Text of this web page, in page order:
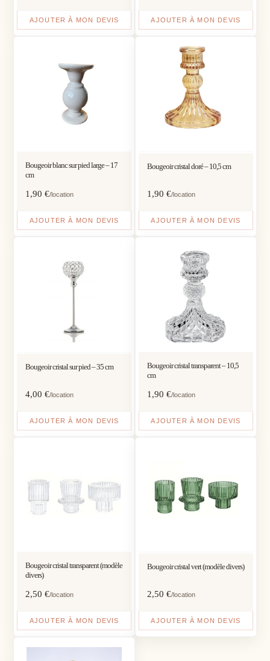
AJOUTER À MON DEVIS AJOUTER À MON DEVIS
Bougeoir blanc sur pied large – 17
cm
1,90€/location
AJOUTER À MON DEVIS
Bougeoir cristal doré – 10,5 cm
1,90 €/location
AJOUTER À MON DEVIS
Bougeoir cristal sur pied – 35 cm
4,00€/location
AJOUTER À MON DEVIS
Bougeoir cristal transparent – 10,5
cm
1,90 €/location
AJOUTER À MON DEVIS
Bougeoir cristal transparent (modèle
divers)
2,50€/location
AJOUTER À MON DEVIS
Bougeoir cristal vert (modèle divers)
2,50 €/location
AJOUTER À MON DEVIS